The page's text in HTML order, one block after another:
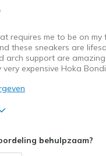
requires me to be on
these sneakers are
arch support are
expensive Hoka
behulpzaam?